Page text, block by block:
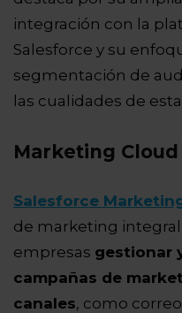
integración con la
Salesforce y su
segmentación de
las cualidades de
Marketing
Salesforce
de marketing
empresas gestionar
campañas de
canales, como